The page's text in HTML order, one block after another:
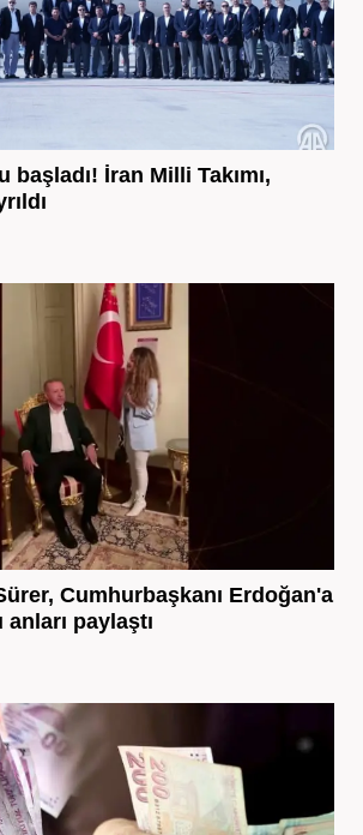
İran Milli Takımı,
Cumhurbaşkanı Erdoğan'a
paylaştı